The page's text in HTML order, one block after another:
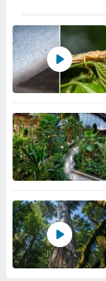
e
publicidad
publicidad
de
1199